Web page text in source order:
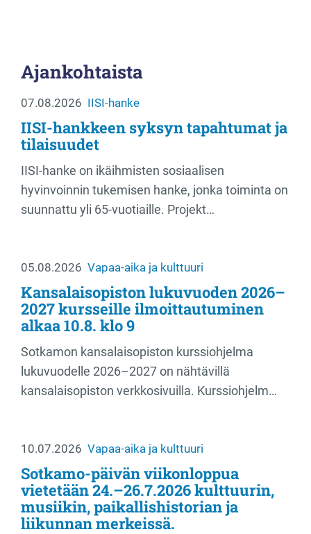
Ajankohtaista
07.08.2026 IISI-hanke
IISI-hankkeen syksyn tapahtumat ja
tilaisuudet
IISI-hanke on ikäihmisten sosiaalisen
hyvinvoinnin tukemisen hanke, jonka toiminta on
suunnattu yli 65-vuotiaille. Projekt…
05.08.2026 Vapaa-aika ja kulttuuri
Kansalaisopiston lukuvuoden 2026–
2027 kursseille ilmoittautuminen
alkaa 10.8. klo 9
Sotkamon kansalaisopiston kurssiohjelma
lukuvuodelle 2026–2027 on nähtävillä
kansalaisopiston verkkosivuilla. Kurssiohjelm…
10.07.2026 Vapaa-aika ja kulttuuri
Sotkamo-päivän viikonloppua
vietetään 24.–26.7.2026 kulttuurin,
musiikin, paikallishistorian ja
liikunnan merkeissä.